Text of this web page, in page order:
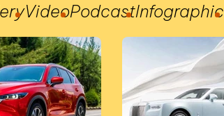
VideoPodcastInfographic